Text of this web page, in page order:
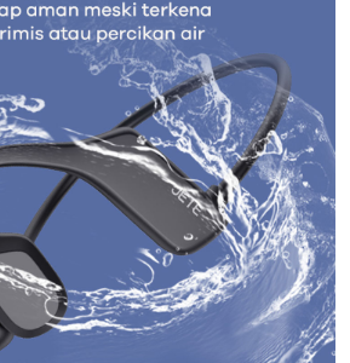
terkena uap air atau tempat yang
mempengaruhi sirkuit internal.
pembersih untuk
terbuka pada suhu sangat
karena dapat merusak
bagian plastik tertentu.
benda tajam karena hal ini
goresan dan kerusakan.